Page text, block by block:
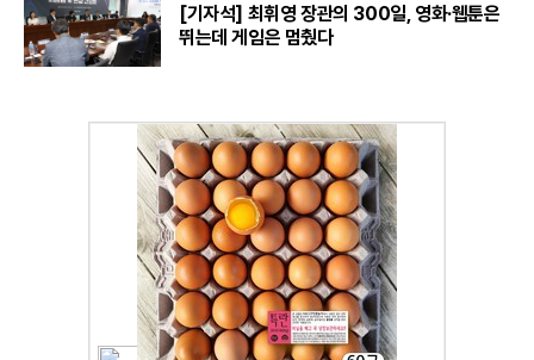
[기자석] 최휘영 장관의 300일, 영화·웹툰은
뛰는데 게임은 멈췄다